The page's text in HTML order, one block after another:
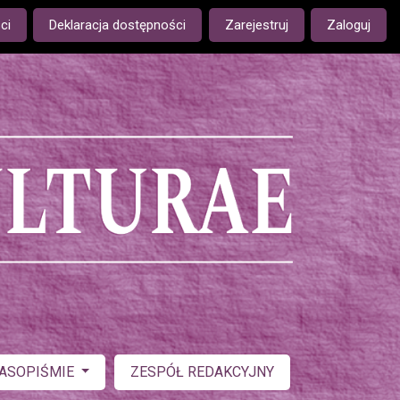
is: Deklaracja dostępności Zarejestruj Zaloguj
ZESPÓŁ REDAKCYJNY